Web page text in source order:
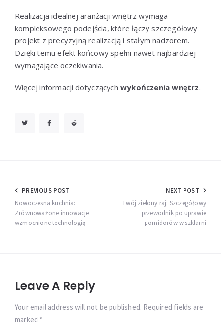
Realizacja idealnej aranżacji wnętrz wymaga
kompleksowego podejścia, które łączy szczegółowy
projekt z precyzyjną realizacją i stałym nadzorem.
Dzięki temu efekt końcowy spełni nawet najbardziej
wymagające oczekiwania.
Więcej informacji dotyczących wykończenia wnętrz.
Nawigacja
wpisu
PREVIOUS POST
Nowoczesna kuchnia:
Zrównoważone innowacje
wzmocnione technologią
NEXT POST
Twój zielony raj: Szczegółowy
przewodnik po uprawie
pomidorów w szklarni
Leave A Reply
Your email address will not be published. Required fields are
marked *